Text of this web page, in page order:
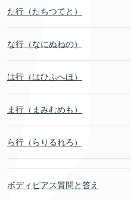
た行（たちつてと）
な行（なにぬねの）
は行（はひふへほ）
ま行（まみむめも）
ら行（らりるれろ）
ボディピアス質問と答え